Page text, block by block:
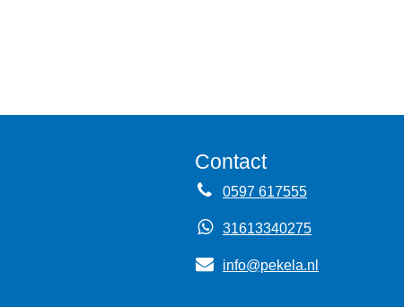
Contact
0597 617555
31613340275
info@pekela.nl